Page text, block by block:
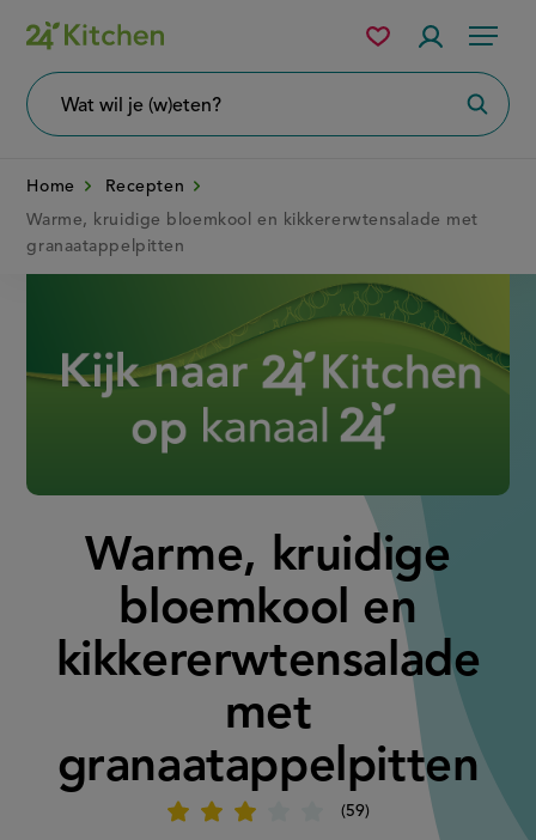
Overslaan
en
naar
Menu
wil
Mijn
bewaarde
Home
Recepten
Warme, kruidige bloemkool en kikkererwtensalade met
granaatappelpitten
Warme, kruidige
bloemkool en
kikkererwtensalade
met
granaatappelpitten
59